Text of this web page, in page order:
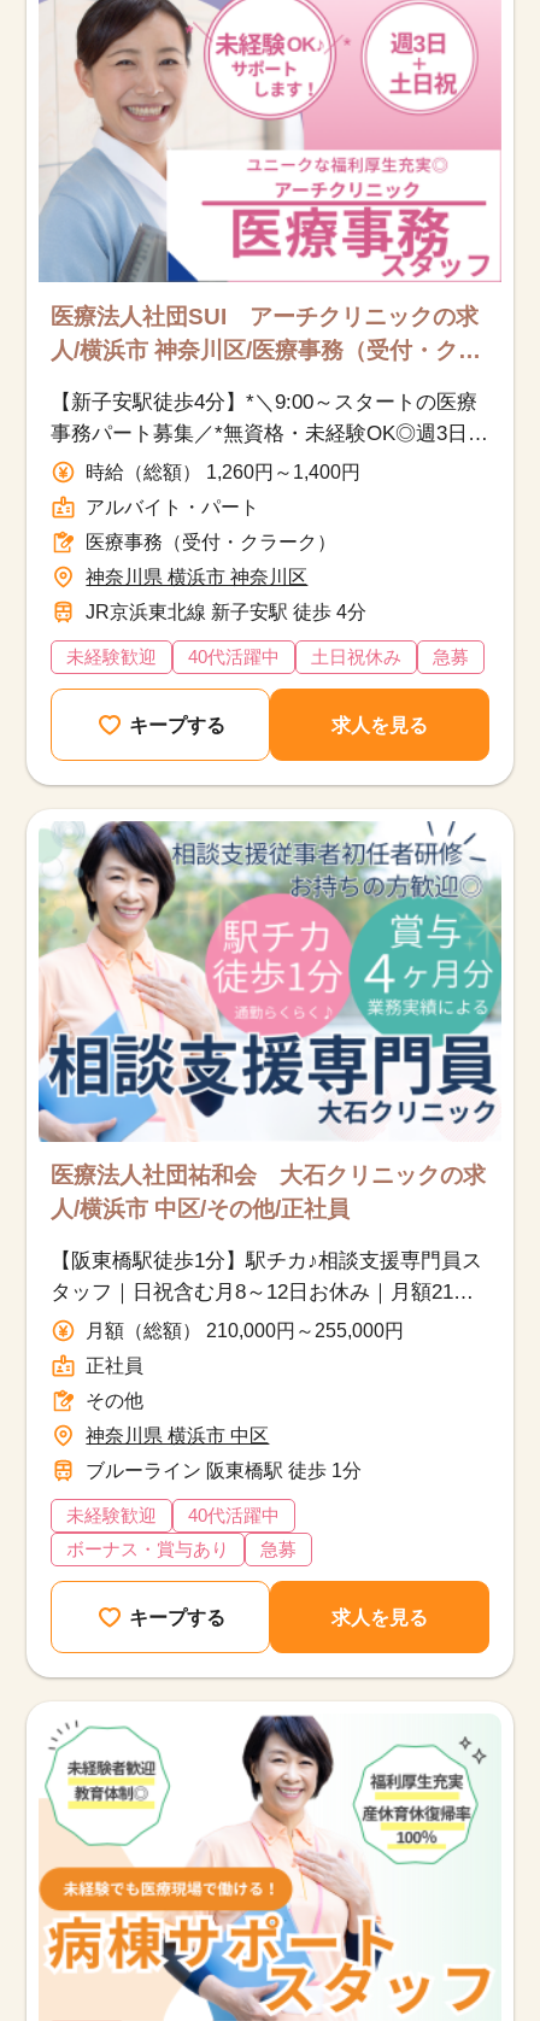
医療法人社団SUI アーチクリニックの求
人/横浜市 神奈川区/医療事務（受付・ク
ラーク）/アルバイト・パート
【新子安駅徒歩4分】*＼9:00～スタートの医療
事務パート募集／*無資格・未経験OK◎週3日勤
務で家族との時間も大切にできる土日祝休み♪
時給（総額） 1,260円～1,400円
アルバイト・パート
医療事務（受付・クラーク）
神奈川県 横浜市 神奈川区
JR京浜東北線 新子安駅 徒歩 4分
未経験歓迎 40代活躍中 土日祝休み 急募
キープする 求人を見る
医療法人社団祐和会 大石クリニックの求
人/横浜市 中区/その他/正社員
【阪東橋駅徒歩1分】駅チカ♪相談支援専門員ス
タッフ｜日祝含む月8～12日お休み｜月額21万
円～別途交通費支給
月額（総額） 210,000円～255,000円
正社員
その他
神奈川県 横浜市 中区
ブルーライン 阪東橋駅 徒歩 1分
未経験歓迎
40代活躍中
ボーナス・賞与あり
急募
キープする 求人を見る